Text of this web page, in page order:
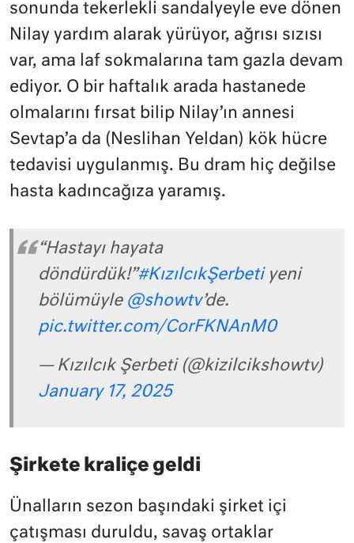
sonunda tekerlekli sandalyeyle eve dönen
Nilay yardım alarak yürüyor, ağrısı sızısı
var, ama laf sokmalarına tam gazla devam
ediyor. O bir haftalık arada hastanede
olmalarını fırsat bilip Nilay’ın annesi
Sevtap’a da (Neslihan Yeldan) kök hücre
tedavisi uygulanmış. Bu dram hiç değilse
hasta kadıncağıza yaramış.
“Hastayı hayata
döndürdük!”#KızılcıkŞerbetiyeni
bölümüyle @showtv’de.
pic.twitter.com/CorFKNAnM0
— Kızılcık Şerbeti (@kizilcikshowtv)
January 17, 2025
Şirkete kraliçe geldi
Ünalların sezon başındaki şirket içi
çatışması duruldu, savaş ortaklar